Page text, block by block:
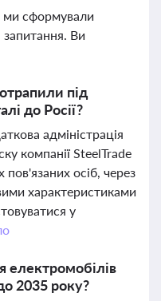
ми сформували
запитання. Ви
під
до Росії?
адміністрація
компанії SteelTrade
осіб, через
характеристиками
у
електромобілів
2035 року?